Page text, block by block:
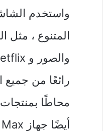
واستخدم
المتنوع ،
رائعًا من جميع